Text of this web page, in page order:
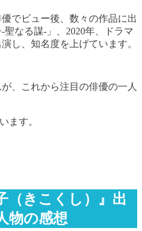
でビュー後、数々の作品に出
なる謀-」、2020年、ドラマ
し、知名度を上げています。
、これから注目の俳優の一人
ます。
（きこくし）』出
物の感想